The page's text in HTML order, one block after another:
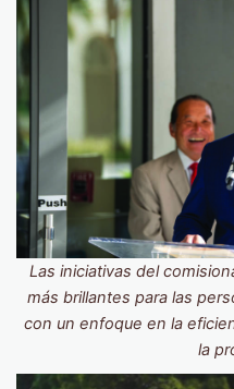
Las iniciativas del
más brillantes para las
con un enfoque en la
la